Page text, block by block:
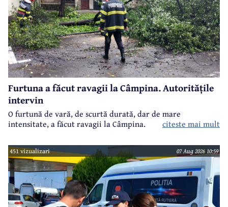
Furtuna a făcut ravagii la Câmpina. Autoritățile
intervin
O furtună de vară, de scurtă durată, dar de mare
intensitate, a făcut ravagii la Câmpina.
citeste mai mult
451 vizualizari 07 Aug 2026 10:59